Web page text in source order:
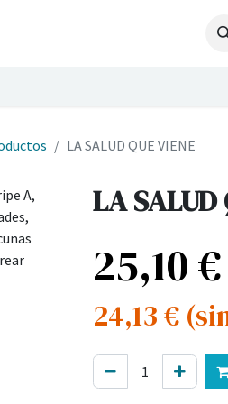
LA SALUD QUE VIENE
A,
LA SALUD
25,10€
24,13€